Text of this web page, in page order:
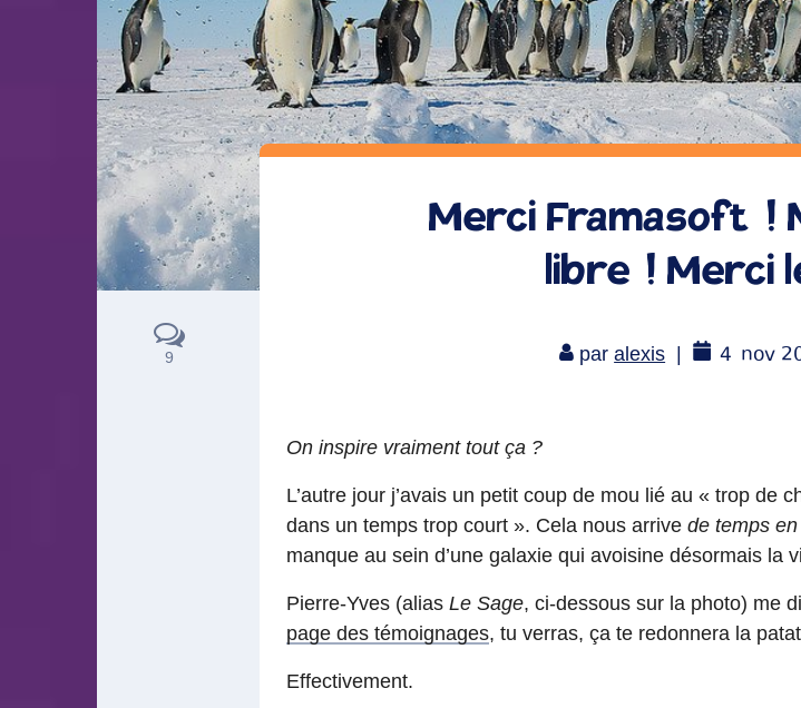
9
Merci Framasoft !
libre ! Merci
paralexis 4 nov
On inspire vraiment tout ça ?
L’autre jour j’avais un petit coup de mou lié au « trop de
dans un temps trop court ». Cela nous arrive de temps
manque au sein d’une galaxie qui avoisine désormais la
Pierre-Yves (alias Le Sage, ci-dessous sur la photo) me
page des témoignages, tu verras, ça te redonnera la
Effectivement.